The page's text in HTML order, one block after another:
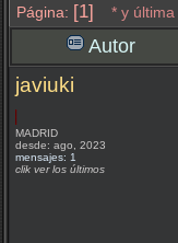
Página: [1] * y
Autor
javiuki
MADRID
desde: ago, 2023
mensajes: 1
clik ver los últimos